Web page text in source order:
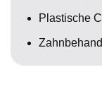
Plastische